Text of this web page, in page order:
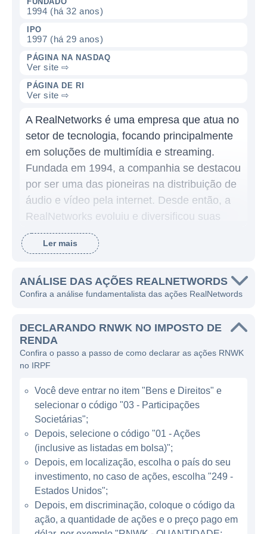
1994 (há 32 anos)
IPO
1997 (há 29 anos)
PÁGINA NA NASDAQ
Ver site ⇨
PÁGINA DE RI
Ver site ⇨
A RealNetworks é uma empresa que atua no
setor de tecnologia, focando principalmente
em soluções de multimídia e streaming.
Fundada em 1994, a companhia se destacou
por ser uma das pioneiras na distribuição de
áudio e vídeo pela internet. Desde então, a
RealNetworks evoluiu e diversificou suas
operações, expandindo suas ofertas de
produtos e serviços para atender às
consumo digital.
famoso software RealPlayer, que permitia
que os usuários reproduzissem arquivos de
áudio e vídeo em tempo real pela internet.
Esse sucesso inicial proporcionou à
RealNetworks uma posição privilegiada na
era da internet, permitindo que a empresa
desenvolvesse outras soluções relacionadas
ao entretenimento digital, como a streaming
de vídeo, jogos e serviços de identidade
digital. As plataformas da RealNetworks são
utilizadas por uma variedade de clientes, de
consumidores a empresas de tecnologia de
ponta.
Ler mais
ANÁLISE DAS AÇÕES REALNETWORDS
Confira a análise fundamentalista das ações RealNetwords
DECLARANDO RNWK NO IMPOSTO DE
RENDA
Confira o passo a passo de como declarar as ações RNWK
no IRPF
Você deve entrar no item "Bens e Direitos" e
selecionar o código "03 - Participações
Societárias";
Depois, selecione o código "01 - Ações
(inclusive as listadas em bolsa)";
Depois, em localização, escolha o país do seu
investimento, no caso de ações, escolha "249 -
Estados Unidos";
Depois, em discriminação, coloque o código da
ação, a quantidade de ações e o preço pago em